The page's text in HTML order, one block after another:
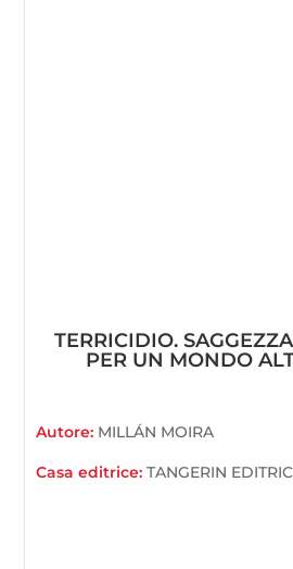
TERRICIDIO.
PER UN MONDO
Autore: MILLÁN MOIRA
Casa editrice:TANGERIN